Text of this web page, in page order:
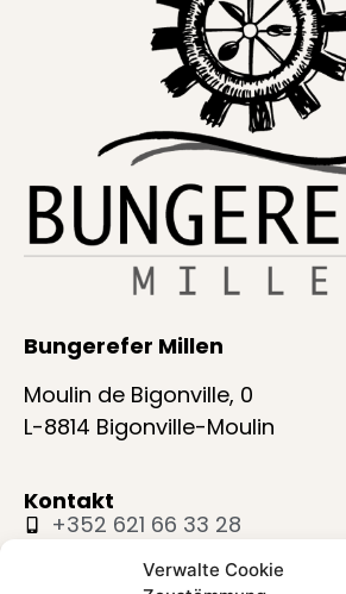
Verwalte Cookie
Bungerefer Millen
Moulin de Bigonville, 0
L-8814 Bigonville-Moulin
Kontakt
+352 621 66 33 28
mail@bungerefermillen.lu